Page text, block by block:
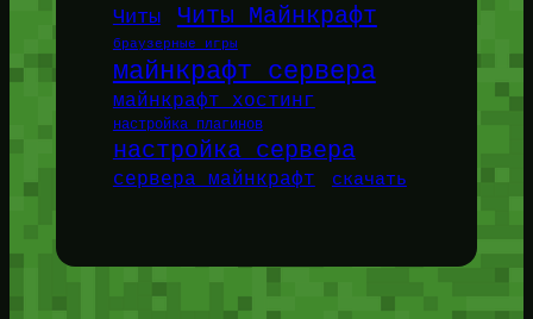
Читы Читы Майнкрафт
браузерные игры
майнкрафт сервера
майнкрафт хостинг
настройка плагинов
настройка сервера
сервера майнкрафт скачать